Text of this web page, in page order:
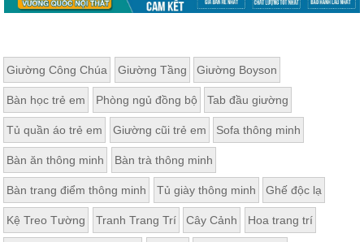
Giường Công Chúa Giường Tầng Giường Boyson
Bàn học trẻ em Phòng ngủ đồng bộ Tab đầu giường
Tủ quần áo trẻ em Giường cũi trẻ em Sofa thông minh
Bàn ăn thông minh Bàn trà thông minh
Bàn trang điểm thông minh Tủ giày thông minh Ghế độc lạ
Kệ Treo Tường Tranh Trang Trí Cây Cảnh Hoa trang trí